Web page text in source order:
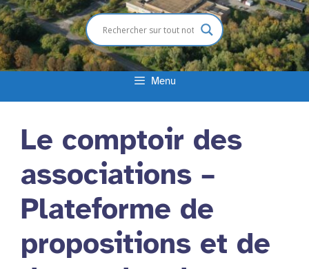
Menu
Le comptoir des
associations –
Plateforme de
propositions et de